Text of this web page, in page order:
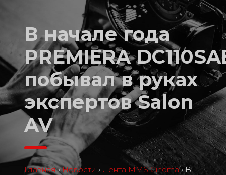
В начале года
PREMIERA
побывал в руках
экспертов Salon
AV
Главная › Новости › Лента MMS Cinema › В